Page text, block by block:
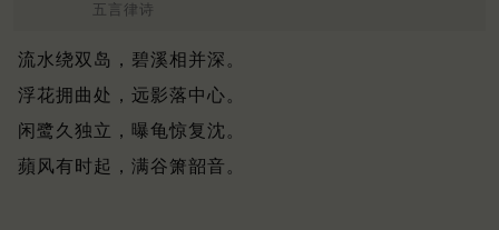
五言律诗
流水绕双岛，碧溪相并深。
浮花拥曲处，远影落中心。
闲鹭久独立，曝龟惊复沈。
蘋风有时起，满谷箫韶音。